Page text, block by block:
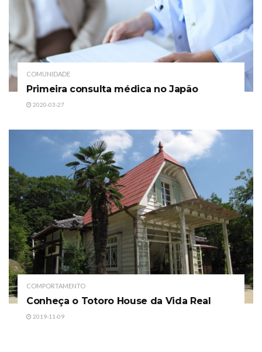
COMUNIDADE
Primeira consulta médica no Japão
2020-03-27
COMPORTAMENTO
Conheça o Totoro House da Vida Real
2019-11-09